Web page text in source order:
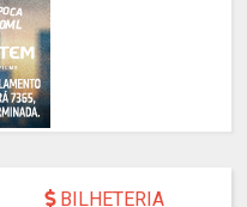
BILHETERIA